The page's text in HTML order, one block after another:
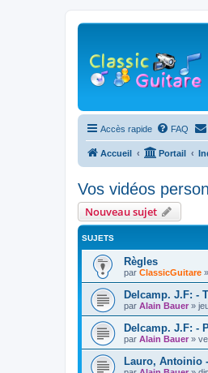
Accès rapide FAQ
Accueil Portail
Vos vidéos
Nouveau sujet
SUJETS
Règles
par ClassicGuitare »
Delcamp. J.F: -
par Alain Bauer »
Delcamp. J.F: -
par Alain Bauer »
Lauro, Antoinio